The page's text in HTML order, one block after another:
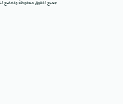
جميع الحقوق محفوظة وتخضع